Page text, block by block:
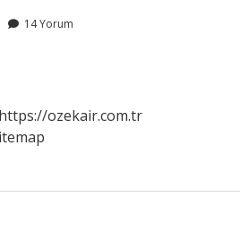
14 Yorum
https://ozekair.com.tr